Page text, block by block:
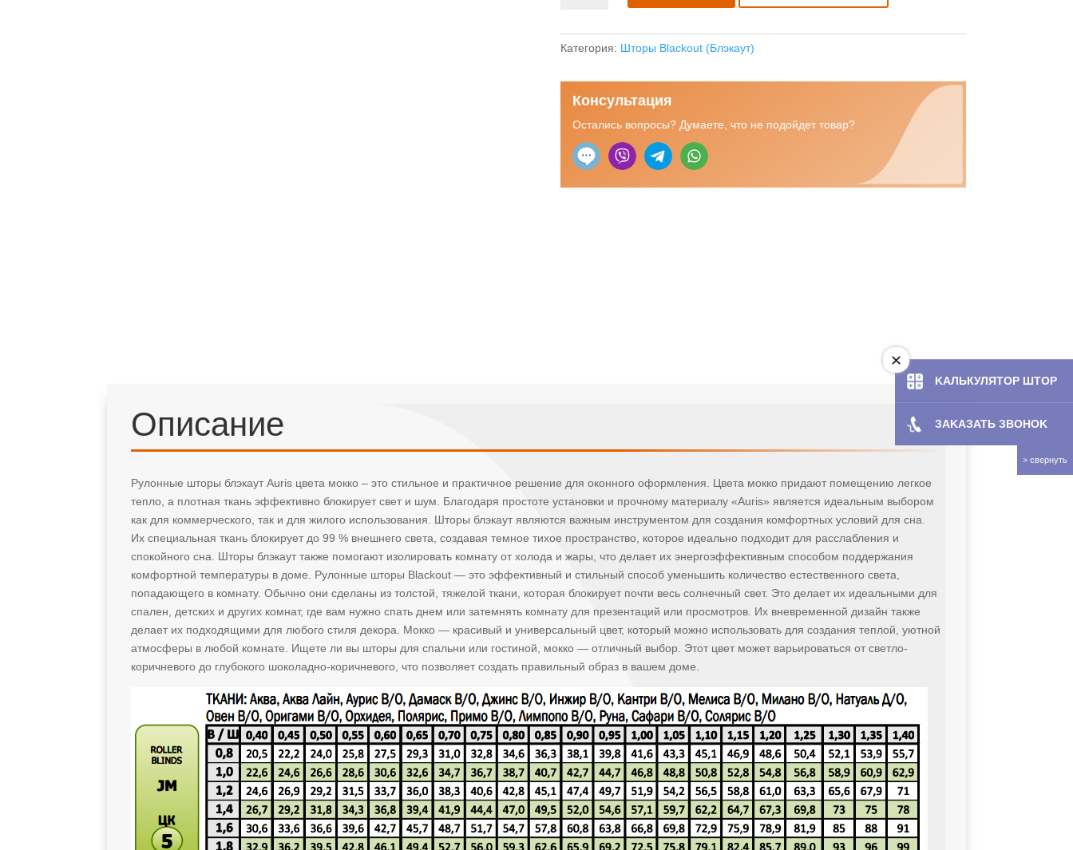
блэкаут
мокко
Категория: Шторы Blackout (Блэкаут)
Консультация
Остались вопросы? Думаете, что не подойдет товар?
Описание
Рулонные шторы блэкаут Auris цвета мокко – это стильное и практичное решение для оконного оформления. Цвета мокко придают помещению легкое
тепло, а плотная ткань эффективно блокирует свет и шум. Благодаря простоте установки и прочному материалу «Auris» является идеальным выбором
как для коммерческого, так и для жилого использования. Шторы блэкаут являются важным инструментом для создания комфортных условий для сна.
Их специальная ткань блокирует до 99 % внешнего света, создавая темное тихое пространство, которое идеально подходит для расслабления и
спокойного сна. Шторы блэкаут также помогают изолировать комнату от холода и жары, что делает их энергоэффективным способом поддержания
комфортной температуры в доме. Рулонные шторы Blackout — это эффективный и стильный способ уменьшить количество естественного света,
попадающего в комнату. Обычно они сделаны из толстой, тяжелой ткани, которая блокирует почти весь солнечный свет. Это делает их идеальными для
спален, детских и других комнат, где вам нужно спать днем или затемнять комнату для презентаций или просмотров. Их вневременной дизайн также
делает их подходящими для любого стиля декора. Мокко — красивый и универсальный цвет, который можно использовать для создания теплой, уютной
атмосферы в любой комнате. Ищете ли вы шторы для спальни или гостиной, мокко — отличный выбор. Этот цвет может варьироваться от светло-
коричневого до глубокого шоколадно-коричневого, что позволяет создать правильный образ в вашем доме.
KAЛЬКУЛЯТOP ШТОР
ЗAKAЗATЬ ЗBOHOK